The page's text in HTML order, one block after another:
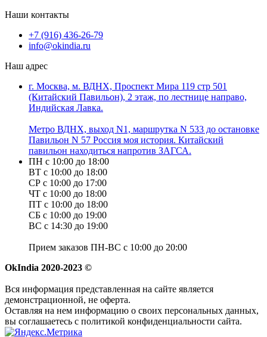
Наши контакты
+7 (916) 436-26-79
info@okindia.ru
Наш адрес
г. Москва, м. ВДНХ, Проспект Мира 119 стр 501
(Китайский Павильон), 2 этаж, по лестнице направо,
Индийская Лавка.
Метро ВДНХ, выход N1, маршрутка N 533 до остановке
Павильон N 57 Россия моя история. Китайский
павильон находиться напротив ЗАГСА.
ПН с 10:00 до 18:00
ВТ с 10:00 до 18:00
СР с 10:00 до 17:00
ЧТ с 10:00 до 18:00
ПТ с 10:00 до 18:00
СБ с 10:00 до 19:00
ВС с 14:30 до 19:00
Прием заказов ПН-ВС с 10:00 до 20:00
OkIndia 2020-2023 ©
Вся информация представленная на сайте является
демонстрационной, не оферта.
Оставляя на нем информацию о своих персональных данных,
вы соглашаетесь с политикой конфиденциальности сайта.